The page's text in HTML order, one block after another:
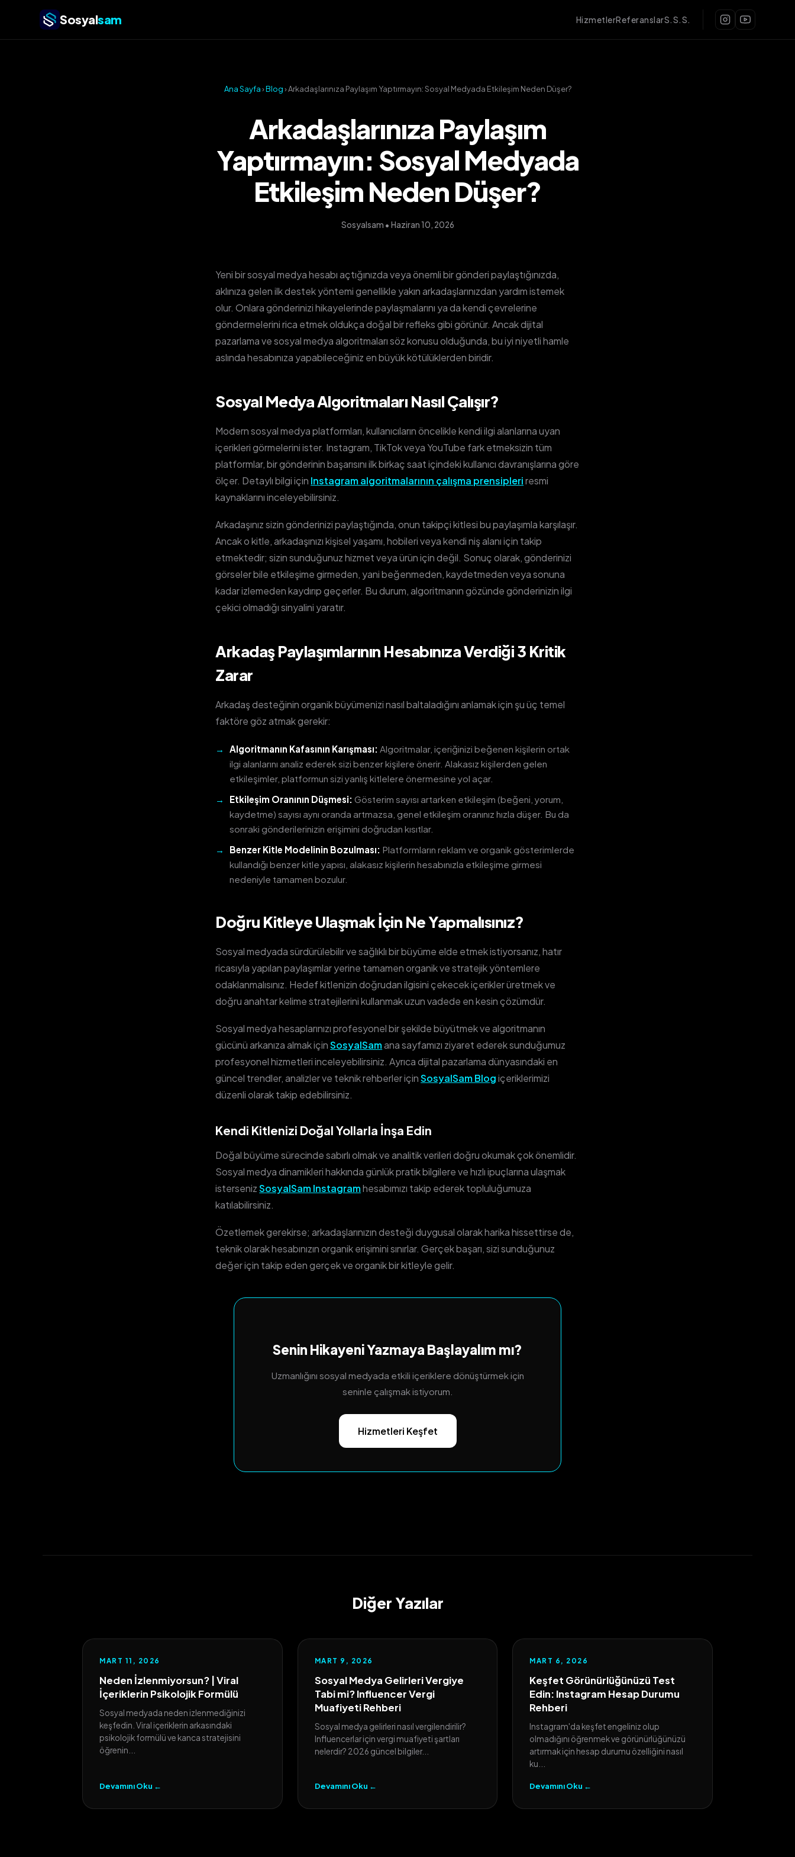
Sosyalsam HizmetlerReferanslarS.S.S.
Ana Sayfa›Blog› Arkadaşlarınıza Paylaşım Yaptırmayın: Sosyal Medyada Etkileşim Neden Düşer?
Arkadaşlarınıza Paylaşım
Yaptırmayın: Sosyal Medyada
Etkileşim Neden Düşer?
Sosyalsam • Haziran 10, 2026
Yeni bir sosyal medya hesabı açtığınızda veya önemli bir gönderi paylaştığınızda,
aklınıza gelen ilk destek yöntemi genellikle yakın arkadaşlarınızdan yardım istemek
olur. Onlara gönderinizi hikayelerinde paylaşmalarını ya da kendi çevrelerine
göndermelerini rica etmek oldukça doğal bir refleks gibi görünür. Ancak dijital
pazarlama ve sosyal medya algoritmaları söz konusu olduğunda, bu iyi niyetli hamle
aslında hesabınıza yapabileceğiniz en büyük kötülüklerden biridir.
Sosyal Medya Algoritmaları Nasıl Çalışır?
Modern sosyal medya platformları, kullanıcıların öncelikle kendi ilgi alanlarına uyan
içerikleri görmelerini ister. Instagram, TikTok veya YouTube fark etmeksizin tüm
platformlar, bir gönderinin başarısını ilk birkaç saat içindeki kullanıcı davranışlarına göre
ölçer. Detaylı bilgi için Instagram algoritmalarının çalışma prensipleriresmi
kaynaklarını inceleyebilirsiniz.
Arkadaşınız sizin gönderinizi paylaştığında, onun takipçi kitlesi bu paylaşımla karşılaşır.
Ancak o kitle, arkadaşınızı kişisel yaşamı, hobileri veya kendi niş alanı için takip
etmektedir; sizin sunduğunuz hizmet veya ürün için değil. Sonuç olarak, gönderinizi
görseler bile etkileşime girmeden, yani beğenmeden, kaydetmeden veya sonuna
kadar izlemeden kaydırıp geçerler. Bu durum, algoritmanın gözünde gönderinizin ilgi
çekici olmadığı sinyalini yaratır.
Arkadaş Paylaşımlarının Hesabınıza Verdiği 3 Kritik
Zarar
Arkadaş desteğinin organik büyümenizi nasıl baltaladığını anlamak için şu üç temel
faktöre göz atmak gerekir:
Algoritmanın Kafasının Karışması: Algoritmalar, içeriğinizi beğenen kişilerin ortak
ilgi alanlarını analiz ederek sizi benzer kişilere önerir. Alakasız kişilerden gelen
etkileşimler, platformun sizi yanlış kitlelere önermesine yol açar.
Etkileşim Oranının Düşmesi: Gösterim sayısı artarken etkileşim (beğeni, yorum,
kaydetme) sayısı aynı oranda artmazsa, genel etkileşim oranınız hızla düşer. Bu da
sonraki gönderilerinizin erişimini doğrudan kısıtlar.
Benzer Kitle Modelinin Bozulması: Platformların reklam ve organik gösterimlerde
kullandığı benzer kitle yapısı, alakasız kişilerin hesabınızla etkileşime girmesi
nedeniyle tamamen bozulur.
Doğru Kitleye Ulaşmak İçin Ne Yapmalısınız?
Sosyal medyada sürdürülebilir ve sağlıklı bir büyüme elde etmek istiyorsanız, hatır
ricasıyla yapılan paylaşımlar yerine tamamen organik ve stratejik yöntemlere
odaklanmalısınız. Hedef kitlenizin doğrudan ilgisini çekecek içerikler üretmek ve
doğru anahtar kelime stratejilerini kullanmak uzun vadede en kesin çözümdür.
Sosyal medya hesaplarınızı profesyonel bir şekilde büyütmek ve algoritmanın
gücünü arkanıza almak içinSosyalSamana sayfamızı ziyaret ederek sunduğumuz
profesyonel hizmetleri inceleyebilirsiniz. Ayrıca dijital pazarlama dünyasındaki en
güncel trendler, analizler ve teknik rehberler içinSosyalSam Blogiçeriklerimizi
düzenli olarak takip edebilirsiniz.
Kendi Kitlenizi Doğal Yollarla İnşa Edin
Doğal büyüme sürecinde sabırlı olmak ve analitik verileri doğru okumak çok önemlidir.
Sosyal medya dinamikleri hakkında günlük pratik bilgilere ve hızlı ipuçlarına ulaşmak
istersenizSosyalSam Instagramhesabımızı takip ederek topluluğumuza
katılabilirsiniz.
Özetlemek gerekirse; arkadaşlarınızın desteği duygusal olarak harika hissettirse de,
teknik olarak hesabınızın organik erişimini sınırlar. Gerçek başarı, sizi sunduğunuz
değer için takip eden gerçek ve organik bir kitleyle gelir.
Senin Hikayeni Yazmaya Başlayalım mı?
Uzmanlığını sosyal medyada etkili içeriklere dönüştürmek için
seninle çalışmak istiyorum.
Hizmetleri Keşfet
Diğer Yazılar
MART 11, 2026
Neden İzlenmiyorsun? | Viral
İçeriklerin Psikolojik Formülü
Sosyal medyada neden izlenmediğinizi
keşfedin. Viral içeriklerin arkasındaki
psikolojik formülü ve kanca stratejisini
öğrenin...
Devamını Oku ←
MART 9, 2026
Sosyal Medya Gelirleri Vergiye
Tabi mi? Influencer Vergi
Muafiyeti Rehberi
Sosyal medya gelirleri nasıl vergilendirilir?
Influencerlar için vergi muafiyeti şartları
nelerdir? 2026 güncel bilgiler...
Devamını Oku ←
MART 6, 2026
Keşfet Görünürlüğünüzü Test
Edin: Instagram Hesap Durumu
Rehberi
Instagram'da keşfet engeliniz olup
olmadığını öğrenmek ve görünürlüğünüzü
artırmak için hesap durumu özelliğini nasıl
ku...
Devamını Oku ←